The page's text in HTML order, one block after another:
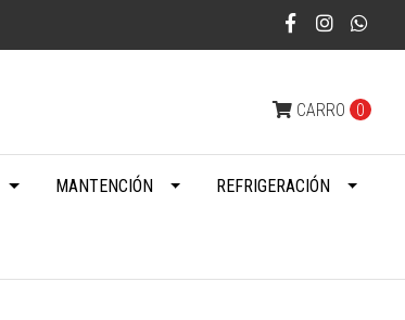
CARRO 0
MANTENCIÓN REFRIGERACIÓN